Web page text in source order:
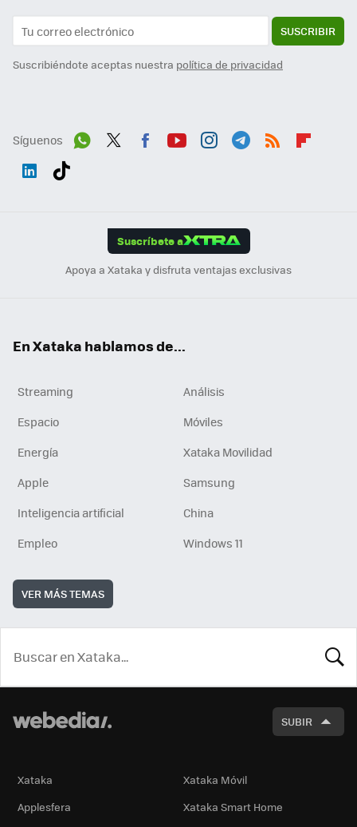
SUSCRIBIR
Suscribiéndote aceptas nuestra política de privacidad
Síguenos
Suscríbete a
Apoya a Xataka y disfruta ventajas exclusivas
En Xataka hablamos de...
Streaming
Análisis
Espacio
Móviles
Energía
Xataka Movilidad
Apple
Samsung
Inteligencia artificial
China
Empleo
Windows 11
VER MÁS TEMAS
SUBIR
Xataka
Xataka Móvil
Applesfera
Xataka Smart Home